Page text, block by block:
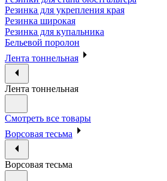
Резинка для укрепления края
Резинка широкая
Резинка для купальника
Бельевой поролон
Лента тоннельная
Лента тоннельная
Смотреть все товары
Ворсовая тесьма
Ворсовая тесьма